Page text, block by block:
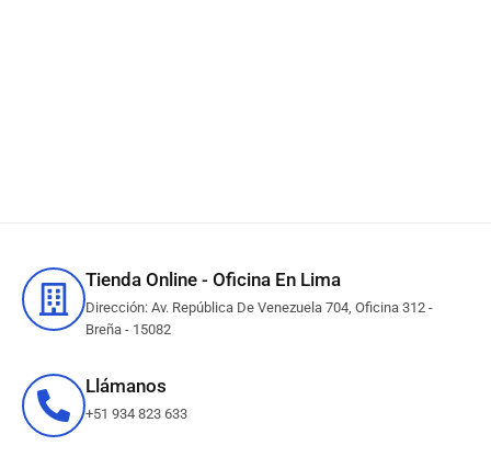
Tienda Online - Oficina En Lima
Dirección: Av. República De Venezuela 704, Oficina 312 -
Breña - 15082
Llámanos
+51 934 823 633